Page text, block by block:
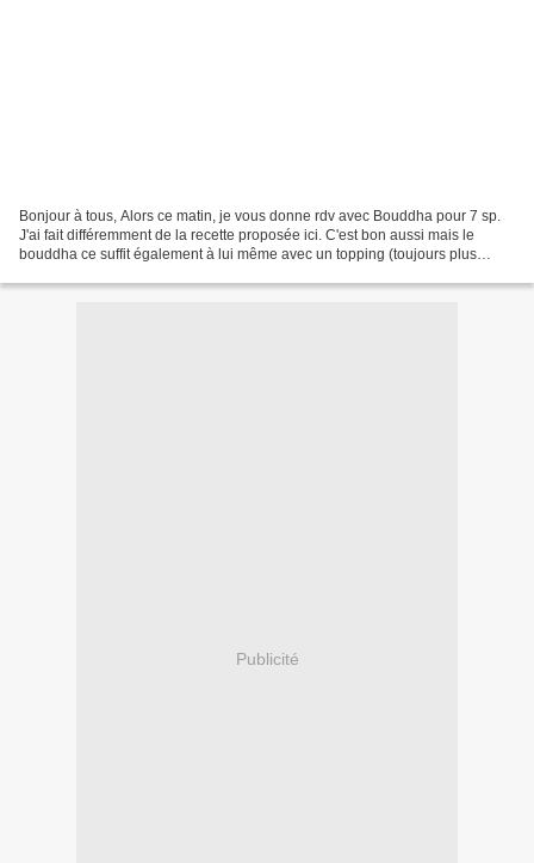
Bonjour à tous, Alors ce matin, je vous donne rdv avec Bouddha pour 7 sp.
J'ai fait différemment de la recette proposée ici. C'est bon aussi mais le
bouddha ce suffit également à lui même avec un topping (toujours plus
Publicité